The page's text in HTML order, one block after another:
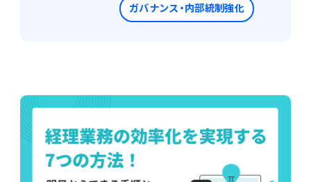
連携ソリューションガバナンス・内部統制強化